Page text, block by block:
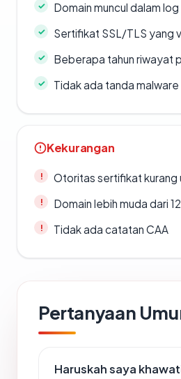
Domain muncul dalam
Sertifikat SSL/TLS yang
Beberapa tahun riwayat
Tidak ada tanda malware
Kekurangan
Otoritas sertifikat kurang
Domain lebih muda dari
Tidak ada catatan CAA
Pertanyaan
Haruskah saya